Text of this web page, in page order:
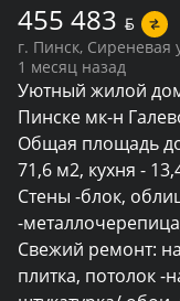
455 483 BYN
г. Пинск, Сиреневая
1 месяц назад
Уютный жилой
Пинске мк-н
Общая площадь
71,6 м2, кухня -
Стены -блок,
-
Свежий ремонт:
плитка, потолок -